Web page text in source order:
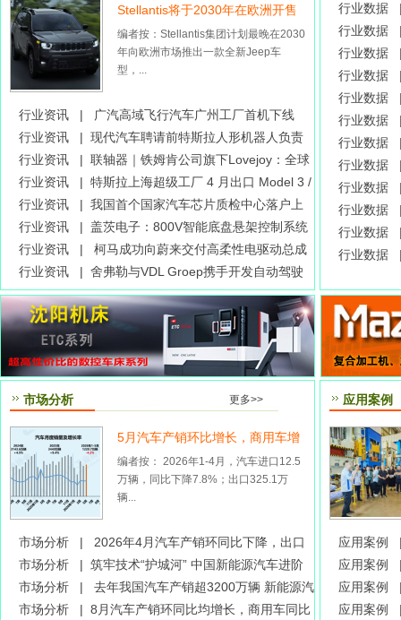
Stellantis将于2030年在欧洲开售
中国产Jeep车型
编者按：Stellantis集团计划最晚在2030
年向欧洲市场推出一款全新Jeep车
型，...
行业资讯 |
广汽高域飞行汽车广州工厂首机下线
行业资讯 | 现代汽车聘请前特斯拉人形机器人负责
人担任顾问，加速Atlas商业化
行业资讯 | 联轴器｜铁姆肯公司旗下Lovejoy：全球
供应，本地制造
行业资讯 | 特斯拉上海超级工厂 4 月出口 Model 3 /
Y 近 3 万辆，创近一年新高
行业资讯 | 我国首个国家汽车芯片质检中心落户上
海
行业资讯 | 盖茨电子：800V智能底盘悬架控制系统
的开发和探索
行业资讯 |
柯马成功向蔚来交付高柔性电驱动总成
自动化装配线
行业资讯 | 舍弗勒与VDL Groep携手开发自动驾驶
穿梭巴士
行业数
018年4月
行业数
行业数
造）数据
行业数
行业数
行业数
017年5月
行业数
行业数
造）数据
行业数
行业数
行业数
016年9月
行业数
市场分析 更多>>
5月汽车产销环比增长，商用车增
幅较大
编者按： 2026年1-4月，汽车进口12.5
万辆，同比下降7.8%；出口325.1万
辆...
市场分析 |
2026年4月汽车产销环同比下降，出口
继续增长
市场分析 | 筑牢技术“护城河” 中国新能源汽车进阶
全球创新高地
市场分析 |
去年我国汽车产销超3200万辆 新能源汽
车连续十年全球第一
市场分析 | 8月汽车产销环同比均增长，商用车同比
应用案例
应用案
应用案
齿 + 滚齿
应用案
性突破
应用案